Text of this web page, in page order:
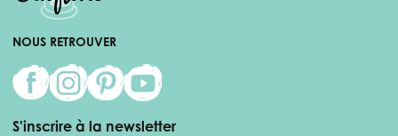
NOUS RETROUVER
S'inscrire à la newsletter